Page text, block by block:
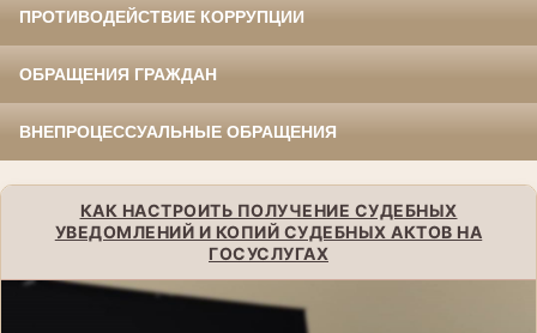
ПРОТИВОДЕЙСТВИЕ КОРРУПЦИИ
ОБРАЩЕНИЯ ГРАЖДАН
ВНЕПРОЦЕССУАЛЬНЫЕ ОБРАЩЕНИЯ
КАК НАСТРОИТЬ ПОЛУЧЕНИЕ СУДЕБНЫХ
УВЕДОМЛЕНИЙ И КОПИЙ СУДЕБНЫХ АКТОВ НА
ГОСУСЛУГАХ